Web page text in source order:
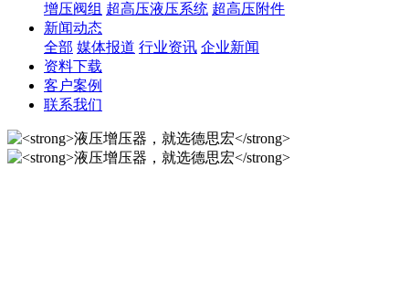
增压阀组 超高压液压系统 超高压附件
新闻动态
全部 媒体报道 行业资讯 企业新闻
资料下载
客户案例
联系我们